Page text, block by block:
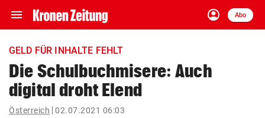
menu Navigation
ein-/ausklappen
account_circle
Anmelden
Abo
close Schließen
account_circle Anmelden
GELD FÜR INHALTE FEHLT
Die Schulbuchmisere: Auch
digital droht Elend
Österreich 02.07.2021 06:03